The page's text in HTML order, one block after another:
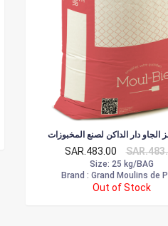
الجاو دار الداكن لصنع المخبوزات
SAR.483.00
Size: 25 kg/BAG
Brand : Grand Moulins de
Out of Stock